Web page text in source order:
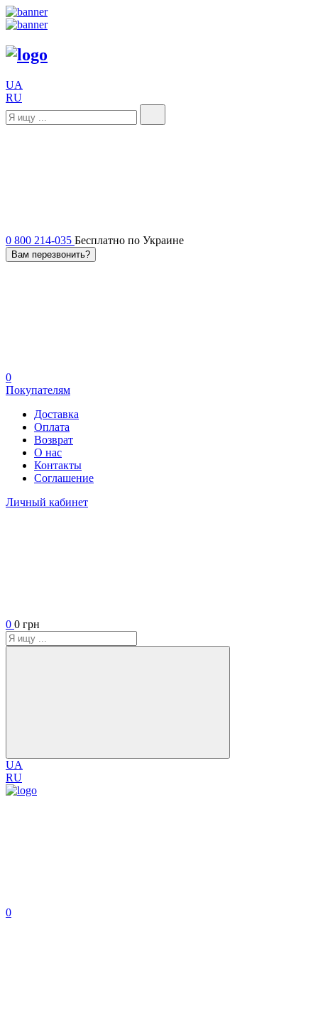
UA
RU
0 800 214-035 Бесплатно по Украине
Вам перезвонить?
0
Покупателям
Доставка
Оплата
Возврат
О нас
Контакты
Соглашение
Личный кабинет
0 0 грн
UA
RU
0